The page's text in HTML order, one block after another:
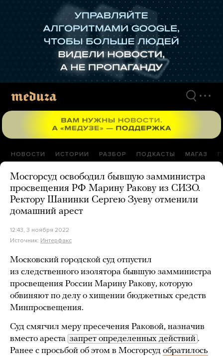
НОВОСТИ ИСТОРИИ РАЗБОР ПОДКАСТЫ МАГАЗ
Мосгорсуд освободил бывшую замминистра
просвещения РФ Марину Ракову из СИЗО.
Ректору Шанинки Сергею Зуеву отменили
домашний арест
12:43, 3 ноября 2022
Источник: Интерфакс
Московский городской суд отпустил
из следственного изолятора бывшую замминистра
просвещения России Марину Ракову, которую
обвиняют по делу о хищении бюджетных средств
Минпросвещения.
Суд смягчил меру пресечения Раковой, назначив
вместо ареста запрет определенных действий .
Ранее с просьбой об этом в Мосгорсуд обратилось